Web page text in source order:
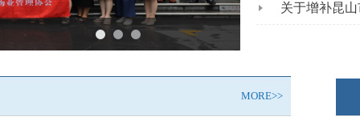
关于增补昆
MORE>>